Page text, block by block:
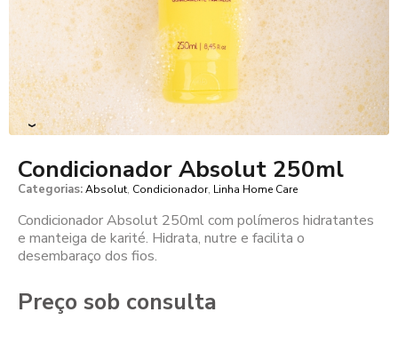
›
Condicionador Absolut 250ml
Categorias:Absolut, Condicionador, Linha Home Care
Condicionador Absolut 250ml com polímeros hidratantes
e manteiga de karité. Hidrata, nutre e facilita o
desembaraço dos fios.
Preço sob consulta